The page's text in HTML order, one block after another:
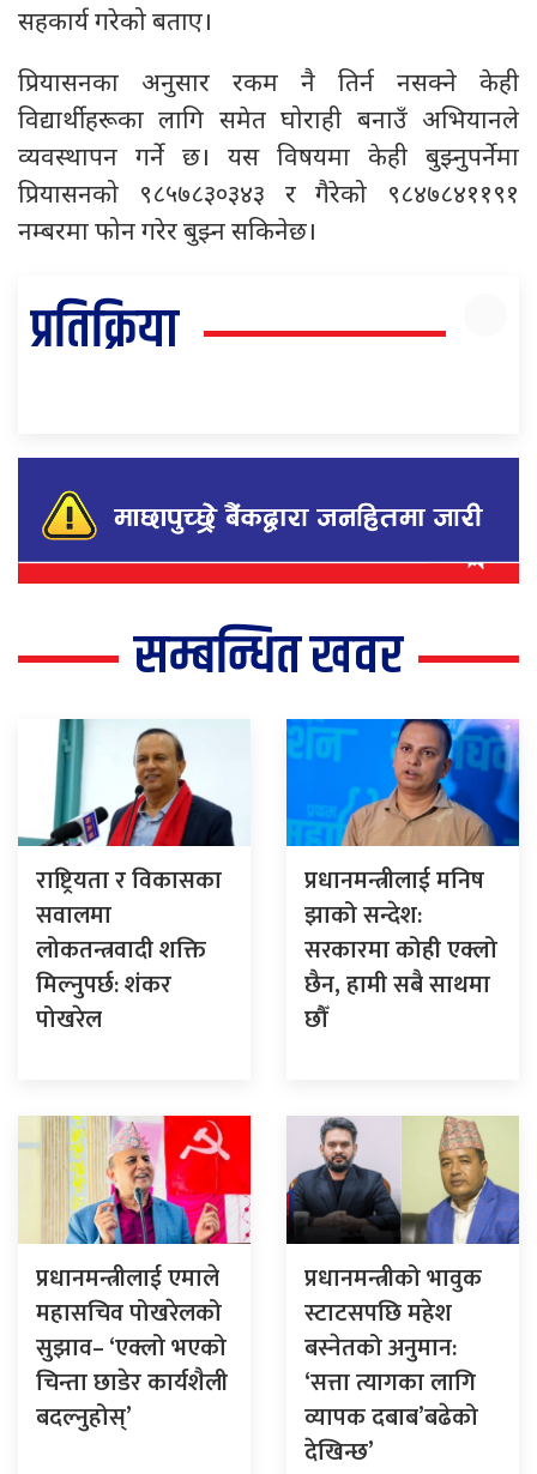
सहकार्य गरेको बताए।
प्रियासनका अनुसार रकम नै तिर्न नसक्ने केही
विद्यार्थीहरूका लागि समेत घोराही बनाउँ अभियानले
व्यवस्थापन गर्ने छ। यस विषयमा केही बुझ्नुपर्नेमा
प्रियासनको ९८५७८३०३४३ र गैरेको ९८४७८४११९१
नम्बरमा फोन गरेर बुझ्न सकिनेछ।
प्रतिक्रिया
सम्बन्धित खवर
राष्ट्रियता र विकासका
सवालमा
लोकतन्त्रवादी शक्ति
मिल्नुपर्छ: शंकर
पोखरेल
प्रधानमन्त्रीलाई मनिष
झाको सन्देश:
सरकारमा कोही एक्लो
छैन, हामी सबै साथमा
छौँ
प्रधानमन्त्रीलाई एमाले
महासचिव पोखरेलको
सुझाव– ‘एक्लो भएको
चिन्ता छाडेर कार्यशैली
बदल्नुहोस्’
प्रधानमन्त्रीको भावुक
स्टाटसपछि महेश
बस्नेतको अनुमान:
‘सत्ता त्यागका लागि
व्यापक दबाब’बढेको
देखिन्छ’